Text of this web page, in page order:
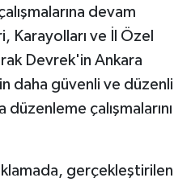
devam
Karayolları ve İl Özel
Devrek'in Ankara
daha güvenli ve düzenli
çalışmalarını
gerçekleştirilen